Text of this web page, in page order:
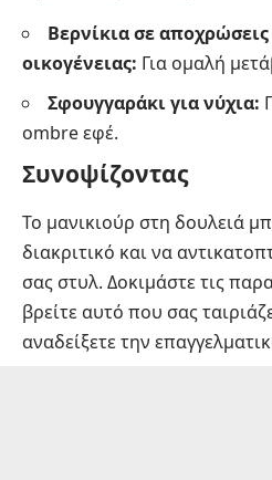
Βερνίκια σε
οικογένειας: Για ομαλή
Σφουγγαράκι για νύχια:
ombre εφέ.
Συνοψίζοντας
Το μανικιούρ στη δουλειά
διακριτικό και να
σας στυλ. Δοκιμάστε τις
βρείτε αυτό που σας
αναδείξετε την